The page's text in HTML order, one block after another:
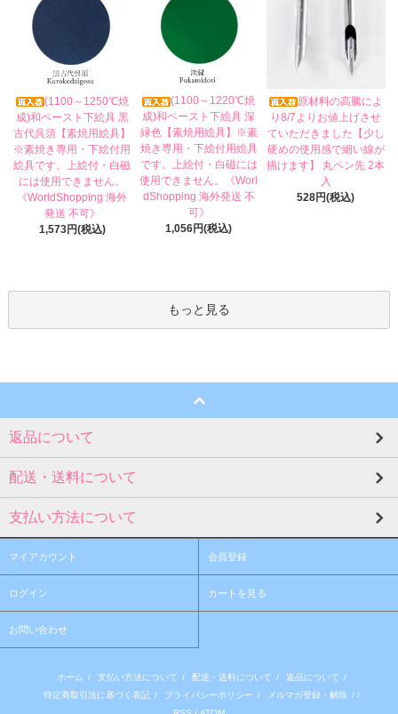
(1100～1250℃焼
成)和ペースト下絵具 黒
古代呉須【素焼用絵具】
※素焼き専用・下絵付用
絵具です。上絵付・白磁
には使用できません。
《WorldShopping 海外
発送 不可》
1,573円(税込)
(1100～1220℃焼
成)和ペースト下絵具 深
緑色【素焼用絵具】※素
焼き専用・下絵付用絵具
です。上絵付・白磁には
使用できません。《Worl
dShopping 海外発送 不
可》
1,056円(税込)
原材料の高騰によ
り8/7よりお値上げさせ
ていただきました【少し
硬めの使用感で細い線が
描けます】 丸ペン先 2本
入
528円(税込)
もっと見る
返品について
配送・送料について
支払い方法について
マイアカウント 会員登録
ログイン カートを見る
お問い合わせ
ホーム / 支払い方法について / 配送・送料について / 返品について /
特定商取引法に基づく表記 / プライバシーポリシー / メルマガ登録・解除 / /